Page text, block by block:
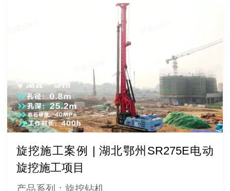
旋挖施工案例 | 湖北鄂州SR275E电动
旋挖施工项目
产品系列：旋挖钻机